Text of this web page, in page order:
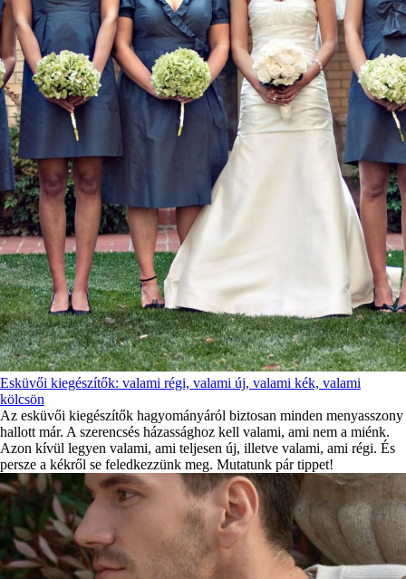
Esküvői kiegészítők: valami régi, valami új, valami kék, valami
kölcsön
Az esküvői kiegészítők hagyományáról biztosan minden menyasszony
hallott már. A szerencsés házassághoz kell valami, ami nem a miénk.
Azon kívül legyen valami, ami teljesen új, illetve valami, ami régi. És
persze a kékről se feledkezzünk meg. Mutatunk pár tippet!